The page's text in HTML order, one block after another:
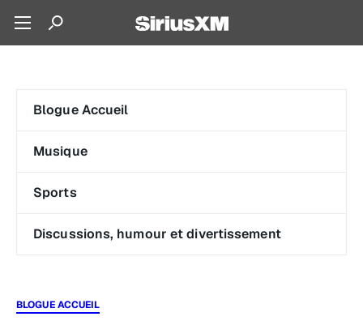
Blogue Accueil
Musique
Sports
Discussions, humour et divertissement
BLOGUE ACCUEIL